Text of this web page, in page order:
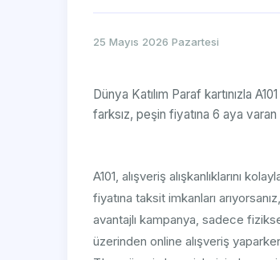
25 Mayıs 2026 Pazartesi
Dünya Katılım Paraf kartınızla
farksız, peşin fiyatına 6 aya
A101, alışveriş alışkanlıklarını
fiyatına taksit imkanları
avantajlı kampanya, sadece
üzerinden online alışveriş